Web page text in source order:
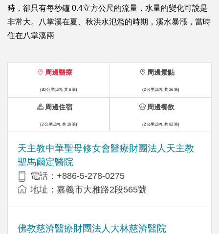
時，卻只有每秒鐘 0.4立方公尺的流量，水量的變化可說是
非常大。八掌溪在夏、秋洪水氾濫的時期，溪水暴漲，當時
住在八掌溪兩
周邊醫療
(30 公里以內, 共 6 筆)
天主教中華聖母修女會醫療財團法人天主教
聖馬爾定醫院
電話：+886-5-278-0275
地址：嘉義市大雅路2段565號
佛教慈濟醫療財團法人大林慈濟醫院
周邊景點
(2 公里以內, 共 26 筆)
周邊住宿
(2 公里以內, 共 16 筆)
周邊餐飲
(2 公里以內, 共 82 筆)